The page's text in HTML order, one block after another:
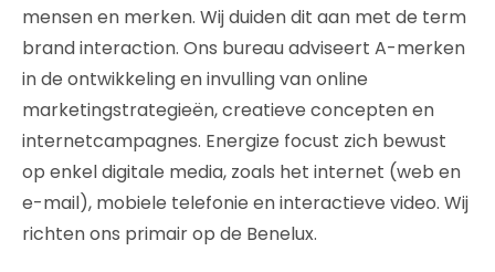
mensen en merken. Wij duiden dit aan met de term
brand interaction. Ons bureau adviseert A-merken
in de ontwikkeling en invulling van online
marketingstrategieën, creatieve concepten en
internetcampagnes. Energize focust zich bewust
op enkel digitale media, zoals het internet (web en
e-mail), mobiele telefonie en interactieve video. Wij
richten ons primair op de Benelux.